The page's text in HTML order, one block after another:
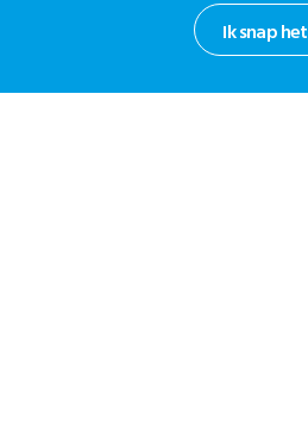
Ik snap het